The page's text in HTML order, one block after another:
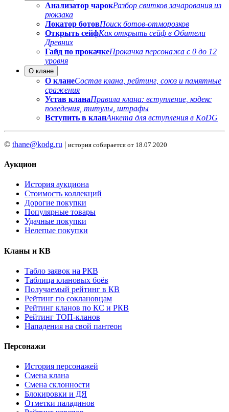
Анализатор чарокРазбор свитков зачарования из
рюкзака
Локатор ботовПоиск ботов-отморозков
Открыть сейфКак открыть сейф в Обители
Древних
Гайд по прокачкеПрокачка персонажа с 0 до 12
уровня
О клане
О кланеСостав клана, рейтинг, союз и памятные
сражения
Устав кланаПравила клана: вступление, кодекс
поведения, титулы, штрафы
Вступить в кланАнкета для вступления в KoDG
© thane@kodg.ru | история собирается от 18.07.2020
Аукцион
История аукциона
Стоимость коллекций
Дорогие покупки
Популярные товары
Удачные покупки
Нелепые покупки
Кланы и КВ
Табло заявок на РКВ
Таблица клановых боёв
Получаемый рейтинг в КВ
Рейтинг по соклановцам
Рейтинг кланов по КС и РКВ
Рейтинг ТОП-кланов
Нападения на свой пантеон
Персонажи
История персонажей
Смена клана
Смена склонности
Блокировки и ДЯ
Отметки паладинов